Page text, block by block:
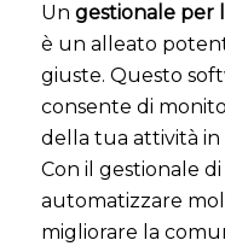
Un gestionale per
è un alleato
giuste. Questo
consente di
della tua attività in
Con il gestionale
automatizzare
migliorare la